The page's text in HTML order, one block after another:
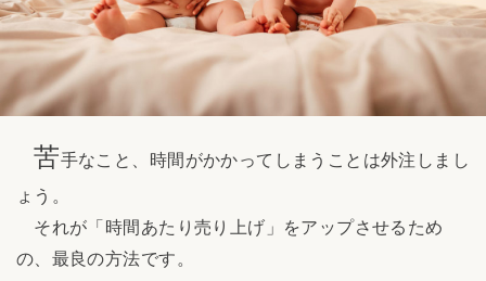
苦手なこと、時間がかかってしまうことは外注しまし
ょう。
それが「時間あたり売り上げ」をアップさせるため
の、最良の方法です。